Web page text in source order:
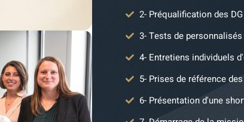
2- Préqualification des
3- Tests de personnalisés
4- Entretiens individuels
5- Prises de référence
6- Présentation d'une